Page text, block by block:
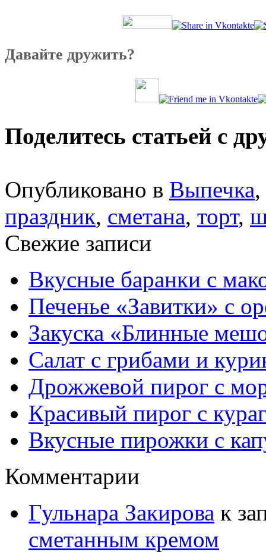
Давайте дружить?
Поделитесь статьей с
Опубликовано в Выпечка,
праздник, сметана, торт,
Свежие записи
Вкусные баранки с
Печенье «Завитки» с
Закуска «Блинные
Салат с грибами и
Дрожжевой пирог с
Красивый пирог с
Вкусные пирожки с
Комментарии
Гульнара Закирова к
сметанным кремом